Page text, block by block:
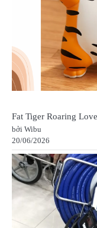
Fat Tiger Roaring
bởi Wibu
20/06/2026